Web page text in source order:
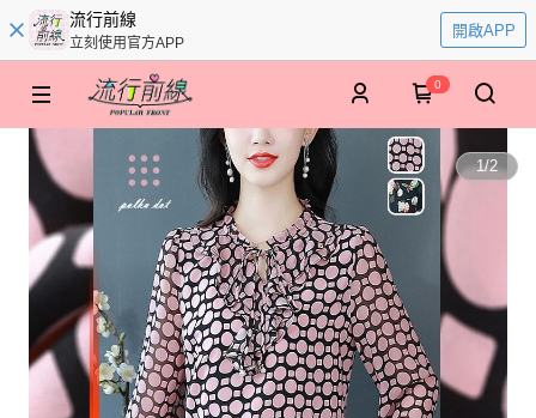
流行前線
立刻使用官方APP
開啟APP
0
1/2